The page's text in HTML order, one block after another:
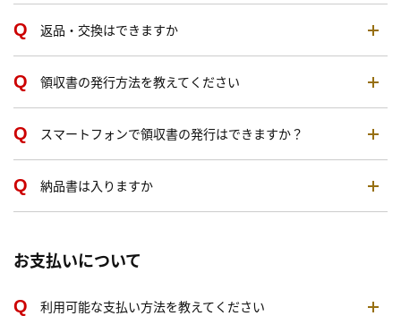
返品・交換はできますか
領収書の発行方法を教えてください
スマートフォンで領収書の発行はできますか？
納品書は入りますか
お支払いについて
利用可能な支払い方法を教えてください